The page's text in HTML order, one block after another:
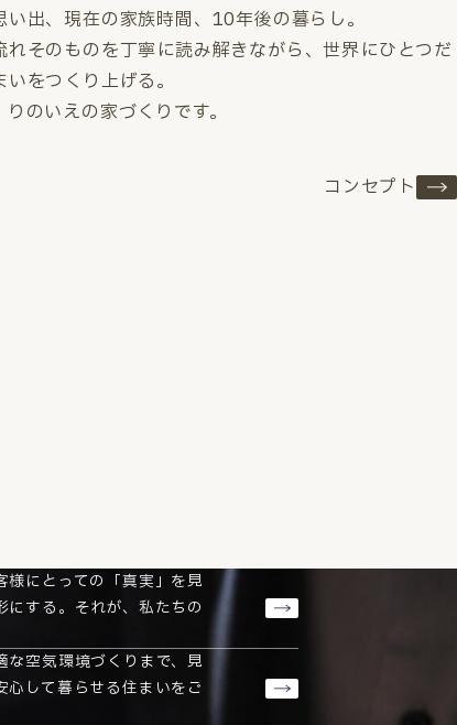
い出、現在の家族時間、10年後の暮らし。
れそのものを丁寧に読み解きながら、世界にひとつだ
いをつくり上げる。
りのいえの家づくりです。
コンセプト
にとっての「真実」を見
する。それが、私たちの
空気環境づくりまで、見
して暮らせる住まいをご